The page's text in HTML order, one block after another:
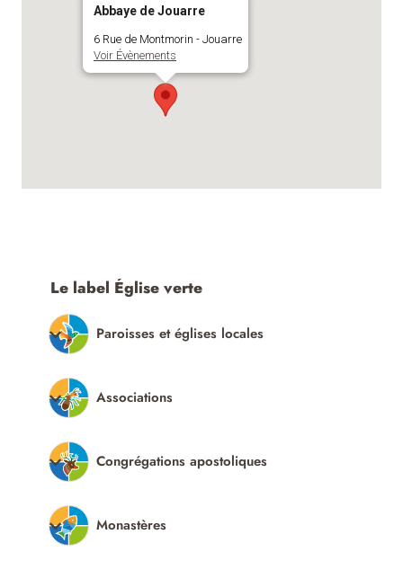
Le label Église verte
Paroisses et églises locales
Associations
Congrégations apostoliques
Monastères
Abbaye de Jouarre
6 Rue de Montmorin - Jouarre
Voir Évènements